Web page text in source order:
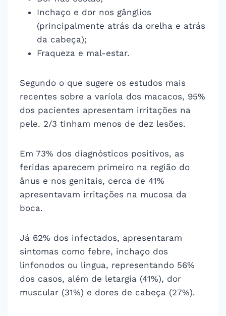
Inchaço e dor nos gânglios
(principalmente atrás da orelha e atrás
da cabeça);
Fraqueza e mal-estar.
Segundo o que sugere os estudos mais
recentes sobre a varíola dos macacos, 95%
dos pacientes apresentam irritações na
pele. 2/3 tinham menos de dez lesões.
Em 73% dos diagnósticos positivos, as
feridas aparecem primeiro na região do
ânus e nos genitais, cerca de 41%
apresentavam irritações na mucosa da
boca.
Já 62% dos infectados, apresentaram
sintomas como febre, inchaço dos
linfonodos ou língua, representando 56%
dos casos, além de letargia (41%), dor
muscular (31%) e dores de cabeça (27%).